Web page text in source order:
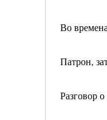
Во
Патрон,
Разговор о